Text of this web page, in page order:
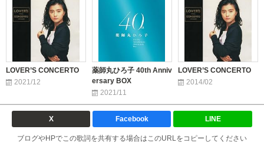
LOVER’S CONCERTO
2021/12
薬師丸ひろ子 40th Anniv
ersary BOX
2021/11
LOVER’S CONCERTO
2014/02
X Facebook LINE
ブログやHPでこの歌詞を共有する場合はこのURLをコピーしてください